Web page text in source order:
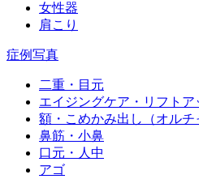
女性器
肩こり
症例写真
二重・目元
エイジングケア・リフトア
額・こめかみ出し（オルチ
鼻筋・小鼻
口元・人中
アゴ